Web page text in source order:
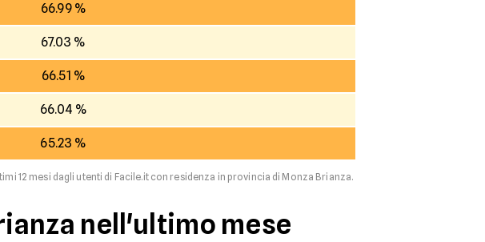
66.99 %
67.03 %
66.51 %
66.04 %
65.23 %
12 mesi dagli utenti di Facile.it con residenza in provincia di Monza Brianza.
nell'ultimo mese